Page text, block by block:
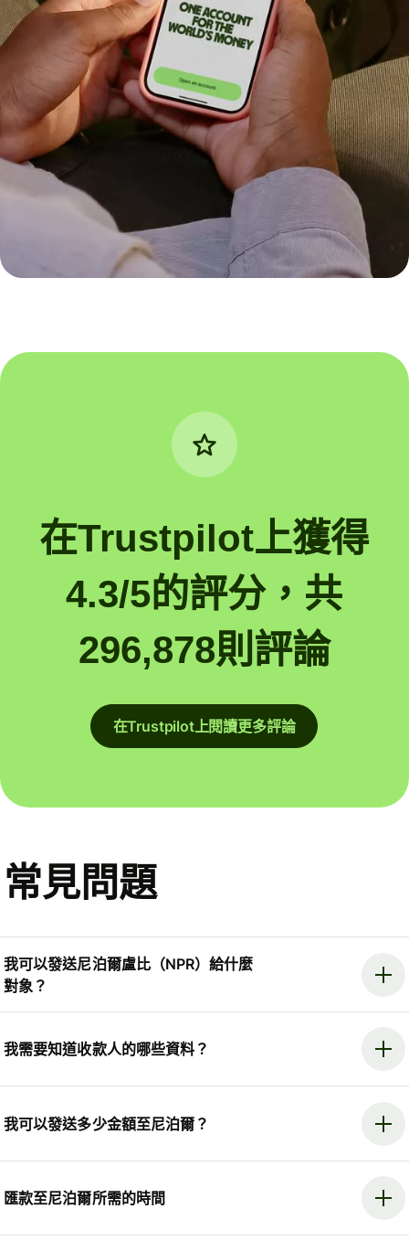
在Trustpilot上獲得
4.3/5的評分，共
296,878則評論
在Trustpilot上閱讀更多評論
常見問題
我可以發送尼泊爾盧比（NPR）給什麼
對象？
我需要知道收款人的哪些資料？
我可以發送多少金額至尼泊爾？
匯款至尼泊爾所需的時間